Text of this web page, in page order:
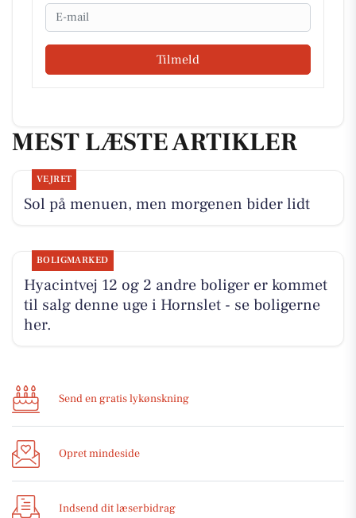
Email
Tilmeld
MEST LÆSTE ARTIKLER
VEJRET
Sol på menuen, men morgenen bider lidt
BOLIGMARKED
Hyacintvej 12 og 2 andre boliger er kommet
til salg denne uge i Hornslet - se boligerne
her.
Send en gratis lykønskning
Opret mindeside
Indsend dit læserbidrag